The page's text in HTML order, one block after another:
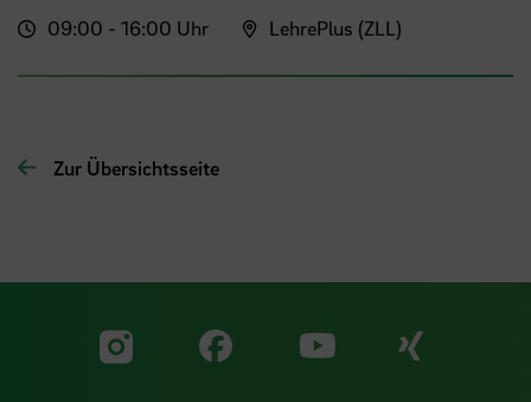
09:00 - 16:00 Uhr LehrePlus (ZLL)
Zur Übersichtsseite
Zu unserer Facebook
Zu